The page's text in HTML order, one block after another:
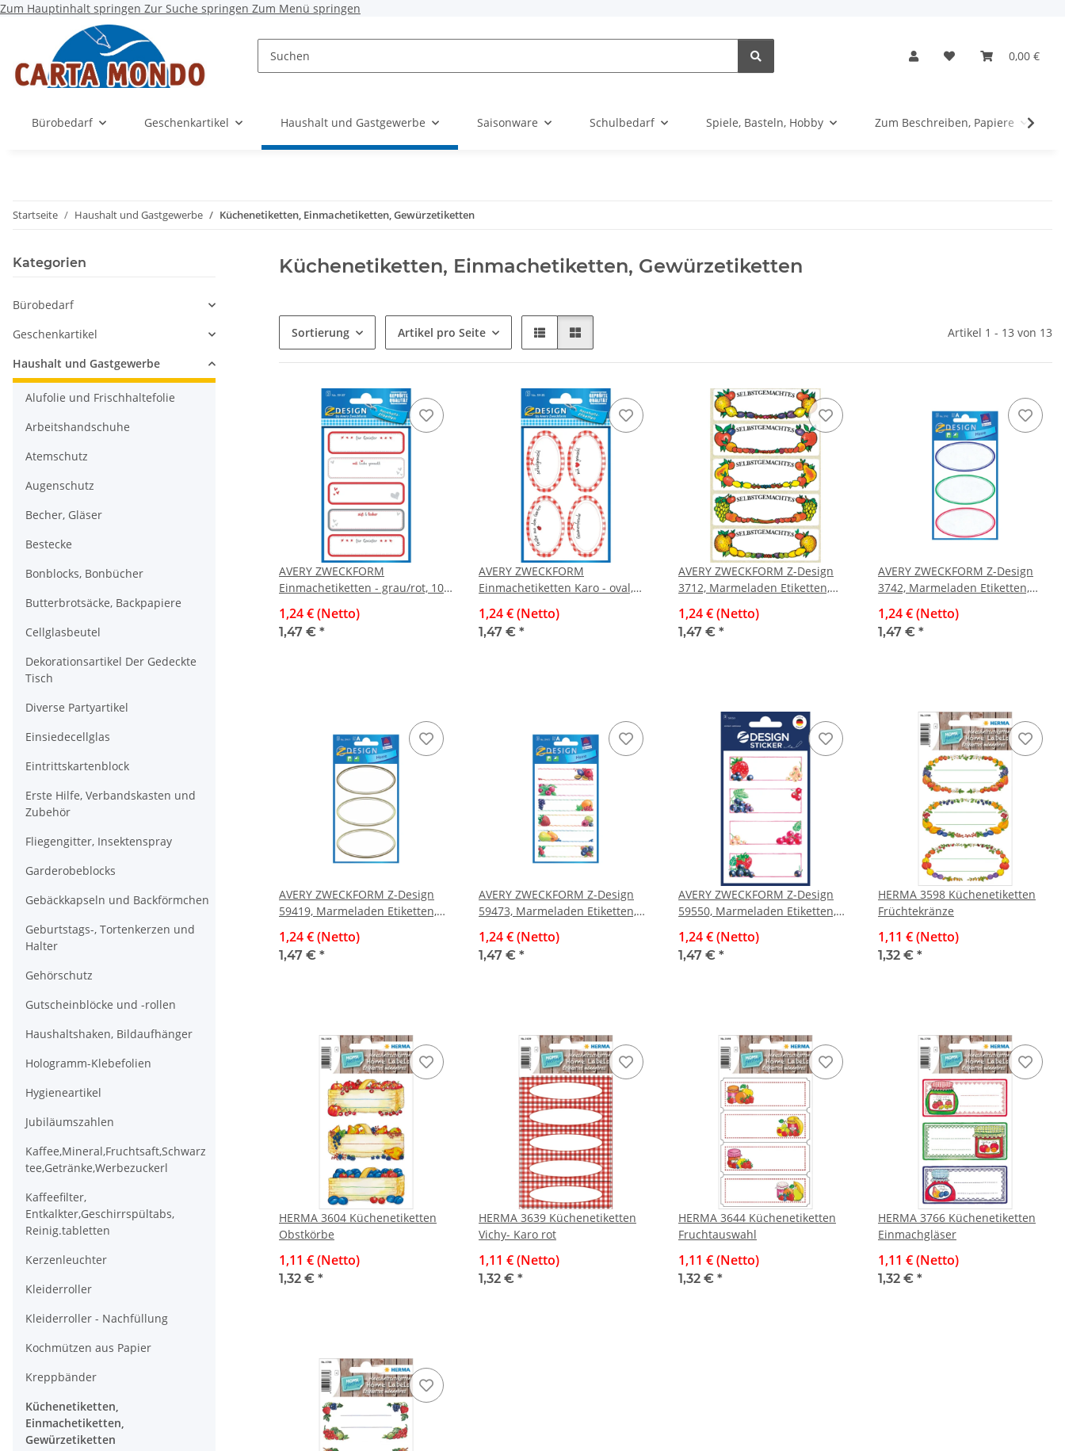
Zum Hauptinhalt springen Zur Suche springen Zum Menü springen
0,00 €
Bürobedarf Geschenkartikel Haushalt und Gastgewerbe Saisonware Schulbedarf Spiele, Basteln, Hobby Zum Beschreiben, Papiere
Startseite Haushalt und Gastgewerbe Küchenetiketten, Einmachetiketten, Gewürzetiketten
Küchenetiketten, Einmachetiketten, Gewürzetiketten
Sortierung Artikel pro Seite Artikel 1 - 13 von 13
AVERY ZWECKFORM
Einmachetiketten - grau/rot, 10
1,24 € (Netto)
1,47 € *
AVERY ZWECKFORM
Einmachetiketten Karo - oval,
1,24 € (Netto)
1,47 € *
AVERY ZWECKFORM Z-Design
3712, Marmeladen Etiketten,
Etiketten
1,24 € (Netto)
1,47 € *
AVERY ZWECKFORM Z-Design
3742, Marmeladen Etiketten,
Etiketten
1,24 € (Netto)
1,47 € *
AVERY ZWECKFORM Z-Design
59419, Marmeladen Etiketten,
Etiketten
1,24 € (Netto)
1,47 € *
AVERY ZWECKFORM Z-Design
59473, Marmeladen Etiketten,
1,24 € (Netto)
1,47 € *
AVERY ZWECKFORM Z-Design
59550, Marmeladen Etiketten,
Bogen/12 Etiketten
1,24 € (Netto)
1,47 € *
HERMA 3598 Küchenetiketten
Früchtekränze
1,11 € (Netto)
1,32 € *
HERMA 3604 Küchenetiketten
Obstkörbe
1,11 € (Netto)
1,32 € *
HERMA 3639 Küchenetiketten
Vichy- Karo rot
1,11 € (Netto)
1,32 € *
HERMA 3644 Küchenetiketten
Fruchtauswahl
1,11 € (Netto)
1,32 € *
HERMA 3766 Küchenetiketten
Einmachgläser
1,11 € (Netto)
1,32 € *
Kategorien
Bürobedarf
Geschenkartikel
Haushalt und Gastgewerbe
Alufolie und Frischhaltefolie
Arbeitshandschuhe
Atemschutz
Augenschutz
Becher, Gläser
Bestecke
Bonblocks, Bonbücher
Butterbrotsäcke, Backpapiere
Cellglasbeutel
Dekorationsartikel Der Gedeckte
Tisch
Diverse Partyartikel
Einsiedecellglas
Eintrittskartenblock
Erste Hilfe, Verbandskasten und
Zubehör
Fliegengitter, Insektenspray
Garderobeblocks
Gebäckkapseln und Backförmchen
Geburtstags-, Tortenkerzen und
Halter
Gehörschutz
Gutscheinblöcke und -rollen
Haushaltshaken, Bildaufhänger
Hologramm-Klebefolien
Hygieneartikel
Jubiläumszahlen
Kaffee,Mineral,Fruchtsaft,Schwarz
tee,Getränke,Werbezuckerl
Kaffeefilter,
Entkalkter,Geschirrspültabs,
Reinig.tabletten
Kerzenleuchter
Kleiderroller
Kleiderroller - Nachfüllung
Kochmützen aus Papier
Kreppbänder
Küchenetiketten,
Einmachetiketten,
Gewürzetiketten